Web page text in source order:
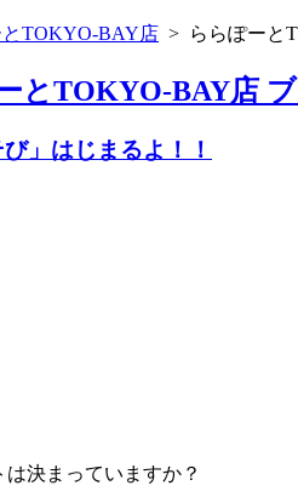
TOKYO-BAY店 > ららぽーと
とTOKYO-BAY店
」はじまるよ！！
は決まっていますか？